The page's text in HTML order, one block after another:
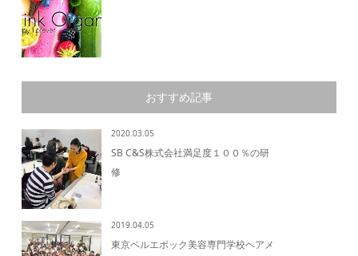
おすすめ記事
2020.03.05
SB C&S株式会社満足度１００％の研
修
2019.04.05
東京ベルエポック美容専門学校ヘアメ